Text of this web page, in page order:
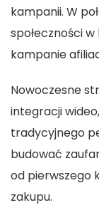
kampanii. W
społeczności
kampanie
Nowoczesne
integracji
tradycyjnego
budować
od pierwszego
zakupu.